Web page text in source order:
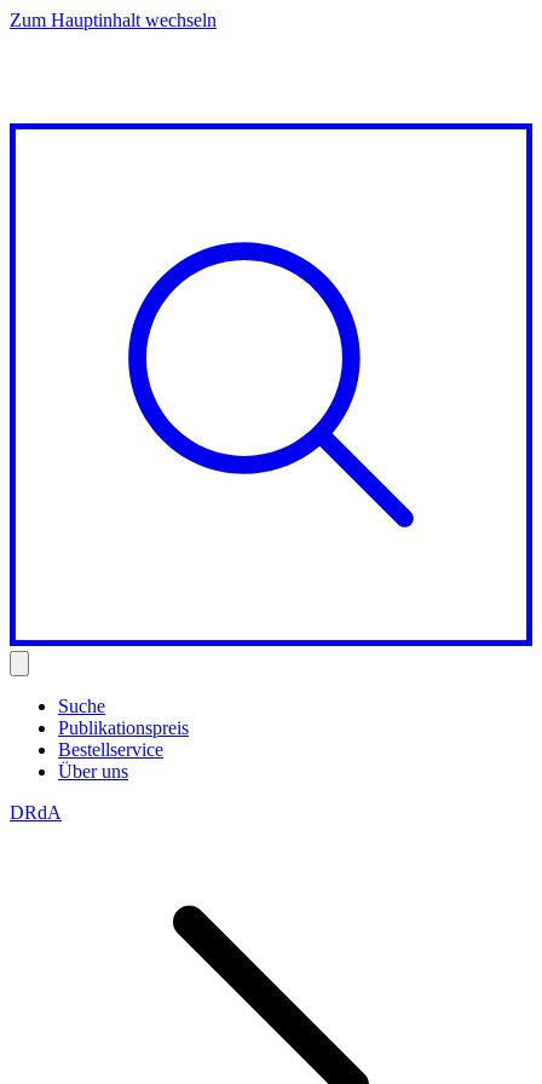
Zum Hauptinhalt wechseln
Suche
Publikationspreis
Bestellservice
Über uns
DRdA